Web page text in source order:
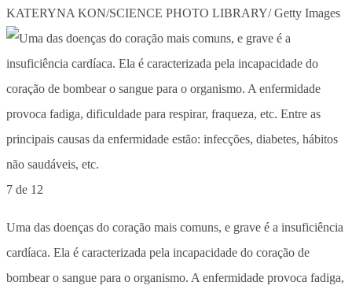
KATERYNA KON/SCIENCE PHOTO LIBRARY/ Getty Images
7 de 12
Uma das doenças do coração mais comuns, e grave é a insuficiência
cardíaca. Ela é caracterizada pela incapacidade do coração de
bombear o sangue para o organismo. A enfermidade provoca fadiga,